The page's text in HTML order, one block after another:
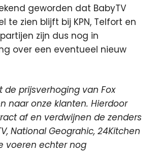
geworden dat BabyTV
te zien blijft bij KPN, Telfort en
partijen zijn dus nog in
over een eventueel nieuw
de prijsverhoging van Fox
naar onze klanten. Hierdoor
af en verdwijnen de zenders
National Geograhic, 24Kitchen
voeren echter nog